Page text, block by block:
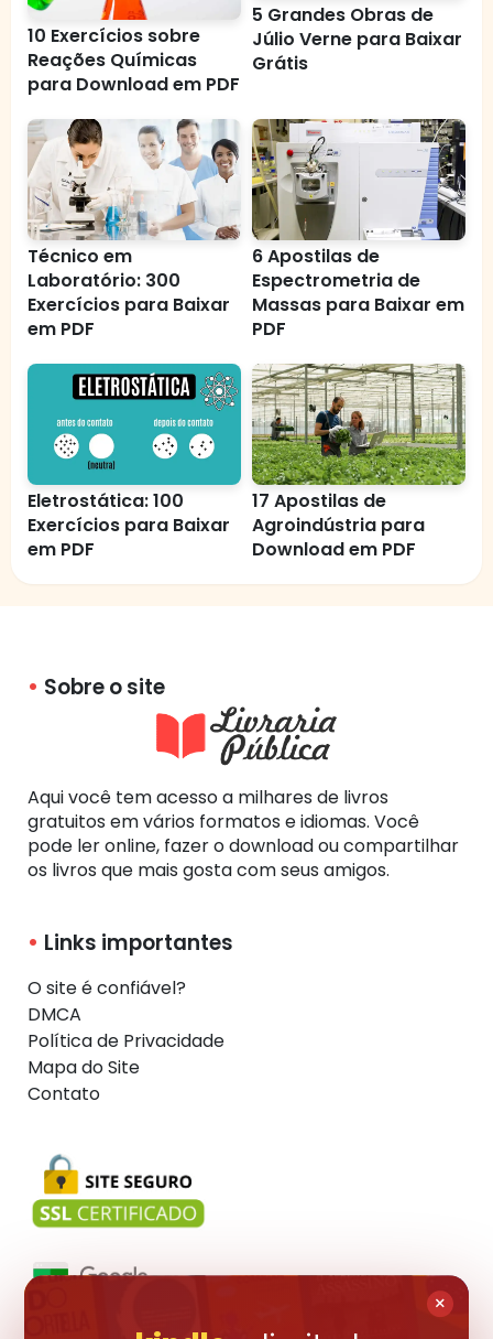
10 Exercícios sobre
Reações Químicas
para Download em PDF
5 Grandes Obras de
Júlio Verne para Baixar
Grátis
Técnico em
Laboratório: 300
Exercícios para Baixar
em PDF
6 Apostilas de
Espectrometria de
Massas para Baixar em
PDF
Eletrostática: 100
Exercícios para Baixar
em PDF
17 Apostilas de
Agroindústria para
Download em PDF
Sobre o site
Aqui você tem acesso a milhares de livros
gratuitos em vários formatos e idiomas. Você
pode ler online, fazer o download ou compartilhar
os livros que mais gosta com seus amigos.
Links importantes
O site é confiável?
DMCA
Política de Privacidade
Mapa do Site
Contato
×